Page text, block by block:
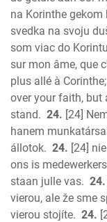
na Korinthe gekom
svedka na svoju
som viac do
sur mon âme, que
plus allé à Corinthe;
over your faith, but
stand. 24. [24]
hanem
állotok. 24. [24]
ons is
staan julle vas. 24.
vierou, ale že sme
vierou stojíte. 24.